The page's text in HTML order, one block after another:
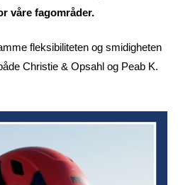
våre fagområder.
fleksibiliteten og smidigheten
Christie & Opsahl og Peab K.